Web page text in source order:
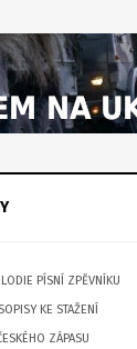
PÍSNÍ ZPĚVNÍKU
KE STAŽENÍ
ZÁPASU